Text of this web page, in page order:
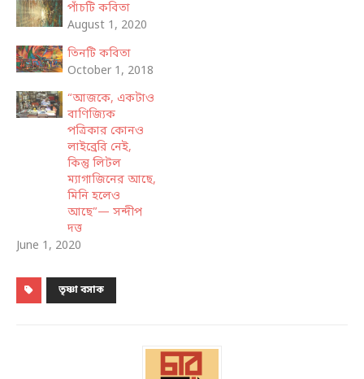
পাঁচটি কবিতা
August 1, 2020
তিনটি কবিতা
October 1, 2018
“আজকে, একটাও
বাণিজ্যিক
পত্রিকার কোনও
লাইব্রেরি নেই,
কিন্তু লিটল
ম্যাগাজিনের আছে,
মিনি হলেও
আছে”— সন্দীপ
দত্ত
June 1, 2020
তৃষ্ণা বসাক